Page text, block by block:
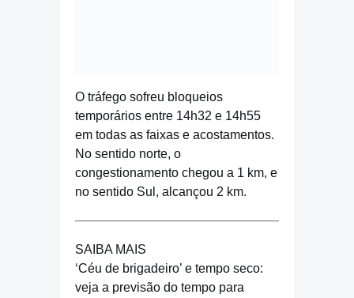
O tráfego sofreu bloqueios
temporários entre 14h32 e 14h55
em todas as faixas e acostamentos.
No sentido norte, o
congestionamento chegou a 1 km, e
no sentido Sul, alcançou 2 km.
SAIBA MAIS
‘Céu de brigadeiro’ e tempo seco:
veja a previsão do tempo para